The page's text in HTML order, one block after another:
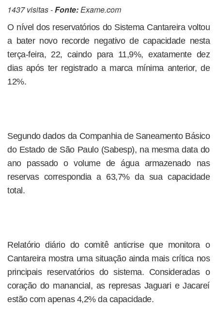
1437 visitas -Fonte:Exame.com
O nível dos reservatórios do Sistema Cantareira voltou
a bater novo recorde negativo de capacidade nesta
terça-feira, 22, caindo para 11,9%, exatamente dez
dias após ter registrado a marca mínima anterior, de
12%.
Segundo dados da Companhia de Saneamento Básico
do Estado de São Paulo (Sabesp), na mesma data do
ano passado o volume de água armazenado nas
reservas correspondia a 63,7% da sua capacidade
total.
Relatório diário do comitê anticrise que monitora o
Cantareira mostra uma situação ainda mais crítica nos
principais reservatórios do sistema. Consideradas o
coração do manancial, as represas Jaguari e Jacareí
estão com apenas 4,2% da capacidade.